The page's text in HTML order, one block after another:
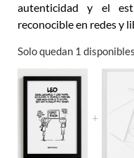
autenticidad y el
reconocible en redes y
Solo quedan 1 disponibles